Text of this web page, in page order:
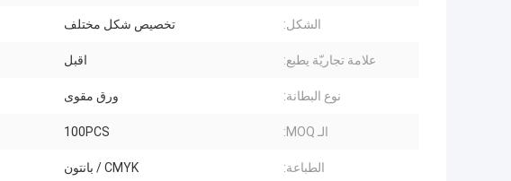
الشكل: تخصيص شكل مختلف
علامة تجاريّة يطبع: اقبل
نوع البطانة: ورق مقوى
الـ MOQ: 100PCS
الطباعة: CMYK / بانتون